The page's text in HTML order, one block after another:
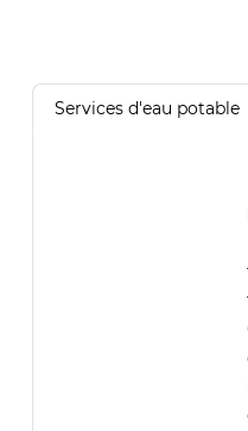
Services d'eau potable